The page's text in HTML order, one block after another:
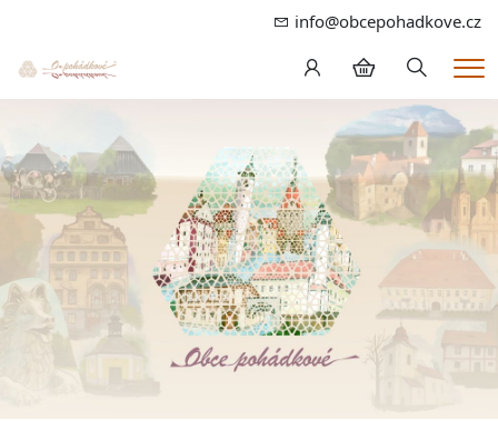
info@obcepohadkove.cz
Hledání